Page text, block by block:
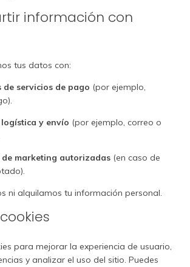
información con
tus datos con:
de servicios de pago (por ejemplo,
y envío (por ejemplo, correo o
marketing autorizadas (en caso de
ni alquilamos tu información personal.
para mejorar la experiencia de usuario,
y analizar el uso del sitio. Puedes